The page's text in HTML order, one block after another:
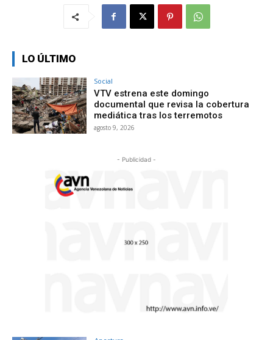
LO ÚLTIMO
Social
VTV estrena este domingo
documental que revisa la cobertura
mediática tras los terremotos
agosto 9, 2026
- Publicidad -